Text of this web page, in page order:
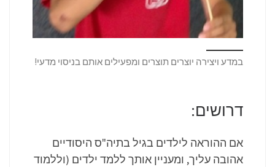
במדע ויצירה יוצרים תוצרים ומפעילים אותם בניסוי מדעי!
דרושים:
אם ההוראה לילדים בגיל בתיה"ס היסודיים
אהובה עליך, ומעניין אותך ללמד ילדים (וללמוד